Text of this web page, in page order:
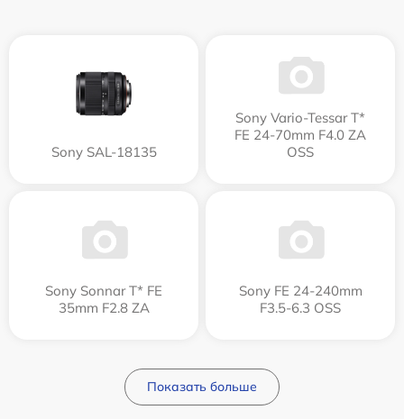
Sony SAL-18135
Sony Vario-Tessar T*
FE 24-70mm F4.0 ZA
OSS
Sony Sonnar T* FE
35mm F2.8 ZA
Sony FE 24-240mm
F3.5-6.3 OSS
Показать больше